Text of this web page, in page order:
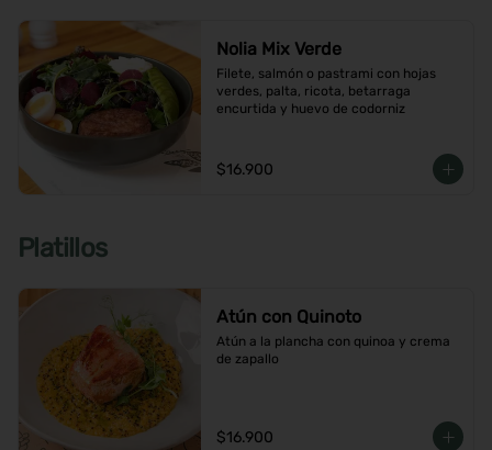
Nolia Mix Verde
Filete, salmón o pastrami con hojas
verdes, palta, ricota, betarraga
encurtida y huevo de codorniz
$16.900
Platillos
Atún con Quinoto
Atún a la plancha con quinoa y crema
de zapallo
$16.900